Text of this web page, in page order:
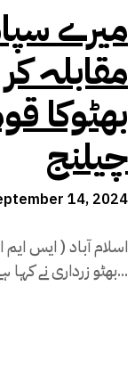
میرے
مقابلہ
بھٹوکا
چیلنج
14, 2024
اسلام آباد ( ایس ایم
بھٹو زرداری نے کہا ہے کہ میرے سپاہی ہر...